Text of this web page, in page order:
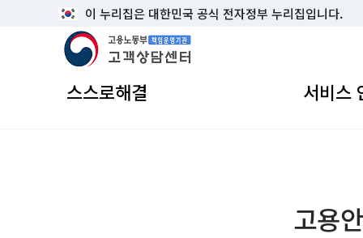
이 누리집은 대한민국 공식 전자정부 누리집입니다.
고용노동부 책임운영기관 고객상담센터
스스로해결 서비스
고용